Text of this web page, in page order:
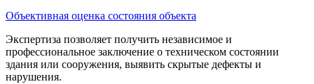
Объективная оценка состояния объекта
Экспертиза позволяет получить независимое и
профессиональное заключение о техническом состоянии
здания или сооружения, выявить скрытые дефекты и
нарушения.